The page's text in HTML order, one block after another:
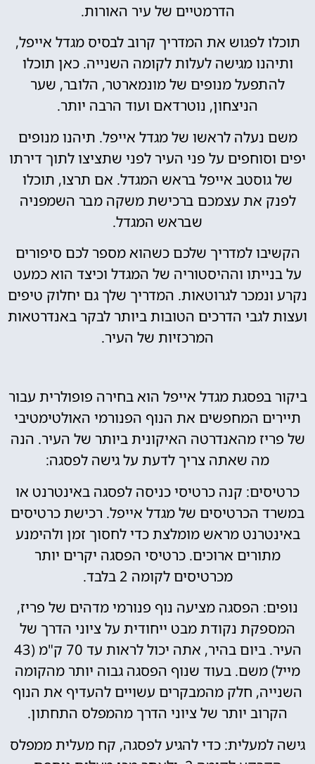
הדרמטיים של עיר האורות.
תוכלו לפגוש את המדריך קרוב לבסיס מגדל אייפל,
ותיהנו מגישה לעלות לקומה השנייה. כאן תוכלו
להתפעל מנופים של מונמארטר, הלובר, שער
הניצחון, נוטרדאם ועוד הרבה יותר.
משם נעלה לראשו של מגדל אייפל. תיהנו מנופים
יפים וסוחפים על פני העיר לפני שתציצו לתוך דירתו
של גוסטב אייפל בראש המגדל. אם תרצו, תוכלו
לפנק את עצמכם ברכישת משקה מבר השמפניה
שבראש המגדל.
הקשיבו למדריך שלכם כשהוא מספר לכם סיפורים
על בנייתו וההיסטוריה של המגדל וכיצד הוא כמעט
נקרע ונמכר לגרוטאות. המדריך שלך גם יחלוק טיפים
ועצות לגבי הדרכים הטובות ביותר לבקר באנדרטאות
המרכזיות של העיר.
ביקור בפסגת מגדל אייפל הוא בחירה פופולרית עבור
תיירים המחפשים את הנוף הפנורמי האולטימטיבי
של פריז מהאנדרטה האיקונית ביותר של העיר. הנה
מה שאתה צריך לדעת על גישה לפסגה:
כרטיסים: קנה כרטיסי כניסה לפסגה באינטרנט או
במשרד הכרטיסים של מגדל אייפל. רכישת כרטיסים
באינטרנט מראש מומלצת כדי לחסוך זמן ולהימנע
מתורים ארוכים. כרטיסי הפסגה יקרים יותר
מכרטיסים לקומה 2 בלבד.
נופים: הפסגה מציעה נוף פנורמי מדהים של פריז,
המספקת נקודת מבט ייחודית על ציוני הדרך של
העיר. ביום בהיר, אתה יכול לראות עד 70 ק"מ (43
מייל) משם. בעוד שנוף הפסגה גבוה יותר מהקומה
השנייה, חלק מהמבקרים עשויים להעדיף את הנוף
הקרוב יותר של ציוני הדרך מהמפלס התחתון.
גישה למעלית: כדי להגיע לפסגה, קח מעלית ממפלס